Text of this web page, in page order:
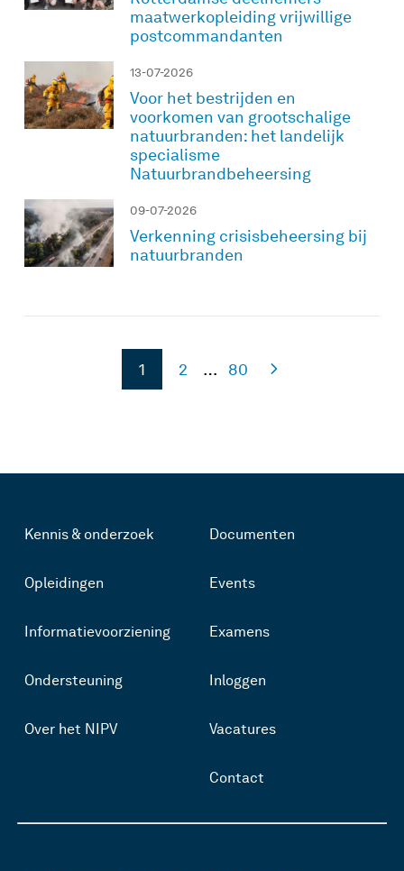
maatwerkopleiding vrijwillige
postcommandanten
13-07-2026
Voor het bestrijden en
voorkomen van grootschalige
natuurbranden: het landelijk
specialisme
Natuurbrandbeheersing
09-07-2026
Verkenning crisisbeheersing bij
natuurbranden
1 2 … 80
Kennis & onderzoek
Opleidingen
Informatievoorziening
Ondersteuning
Over het NIPV
Documenten
Events
Examens
Inloggen
Vacatures
Contact